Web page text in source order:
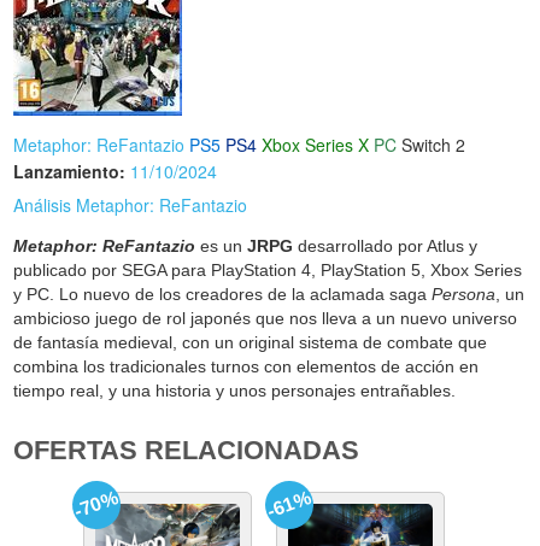
Metaphor: ReFantazio PS5 PS4 Xbox Series X PC Switch 2
Lanzamiento: 11/10/2024
Análisis Metaphor: ReFantazio
Metaphor: ReFantazio es unJRPG desarrollado por Atlus y
publicado por SEGA para PlayStation 4, PlayStation 5, Xbox Series
y PC. Lo nuevo de los creadores de la aclamada sagaPersona , un
ambicioso juego de rol japonés que nos lleva a un nuevo universo
de fantasía medieval, con un original sistema de combate que
combina los tradicionales turnos con elementos de acción en
tiempo real, y una historia y unos personajes entrañables.
OFERTAS RELACIONADAS
-70% -61%